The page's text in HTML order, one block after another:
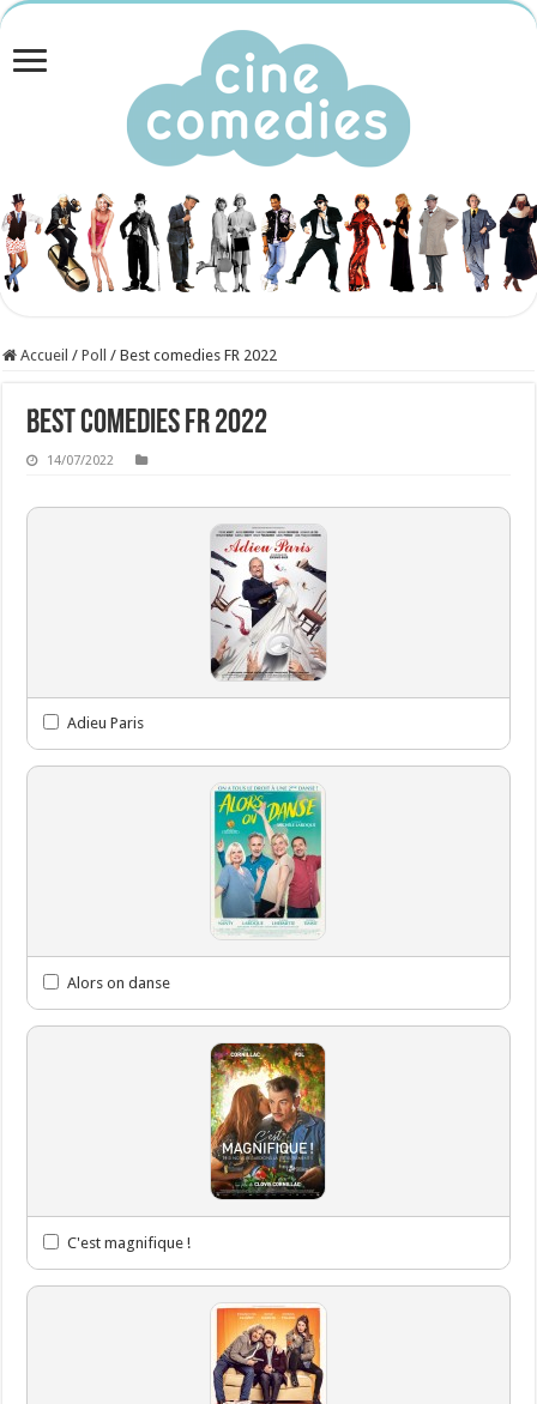
Accueil / Poll / Best comedies FR 2022
Best comedies FR 2022
14/07/2022
Adieu Paris
Alors on danse
C'est magnifique !